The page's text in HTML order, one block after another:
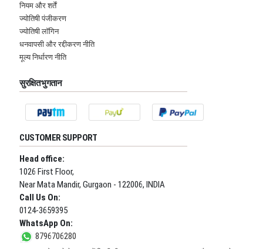
नियम और शर्तें
ज्योतिषी पंजीकरण
ज्योतिषी लॉगिन
धनवापसी और रद्दीकरण नीति
मूल्य निर्धारण नीति
सुरक्षित भुगतान
CUSTOMER SUPPORT
Head office:
1026 First Floor,
Near Mata Mandir, Gurgaon - 122006, INDIA
Call Us On:
0124-3659395
WhatsApp On:
8796706280